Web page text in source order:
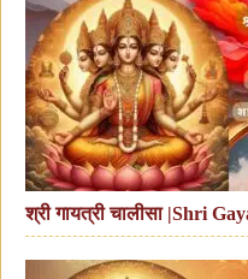
श्री गायत्री चालीसा |Shri